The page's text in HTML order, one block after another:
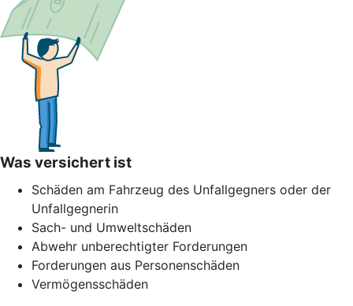
Was versichert ist
Schäden am Fahrzeug des Unfallgegners oder der
Unfallgegnerin
Sach- und Umweltschäden
Abwehr unberechtigter Forderungen
Forderungen aus Personenschäden
Vermögensschäden